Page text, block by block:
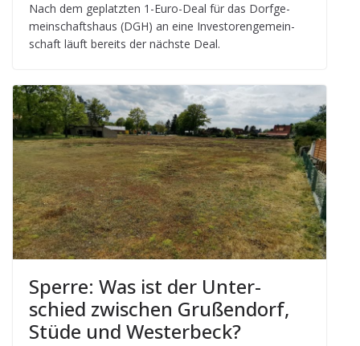
Nach dem geplatz­ten 1-Euro-Deal für das Dorf­ge­
mein­schafts­haus (DGH) an eine Inves­to­ren­ge­mein­
schaft läuft bereits der nächste Deal.
Sperre: Was ist der Unter­
schied zwi­schen Gru­ßen­dorf,
Stüde und Westerbeck?